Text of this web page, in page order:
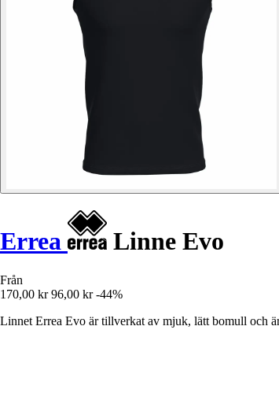
Errea Linne Evo
Från
170,00 kr 96,00 kr -44%
Linnet Errea Evo är tillverkat av mjuk, lätt bomull och